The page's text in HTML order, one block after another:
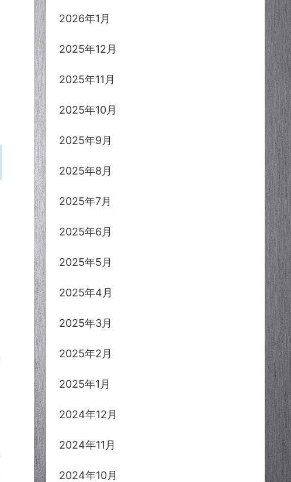
2026年1月
2025年12月
2025年11月
2025年10月
2025年9月
2025年8月
2025年7月
2025年6月
2025年5月
2025年4月
2025年3月
2025年2月
2025年1月
2024年12月
2024年11月
2024年10月